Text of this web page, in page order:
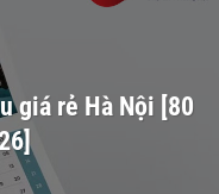
giá rẻ Hà Nội [80